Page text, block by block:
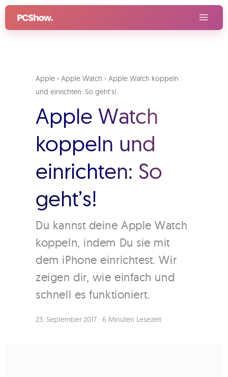
Zum
Inhalt
Apple ›Apple Watch ›Apple Watch koppeln
und einrichten: So geht’s!
Apple Watch
koppeln und
einrichten: So
geht’s!
Du kannst deine Apple Watch
koppeln, indem Du sie mit
dem iPhone einrichtest. Wir
zeigen dir, wie einfach und
schnell es funktioniert.
23. September 2017 ·6 Minuten Lesezeit